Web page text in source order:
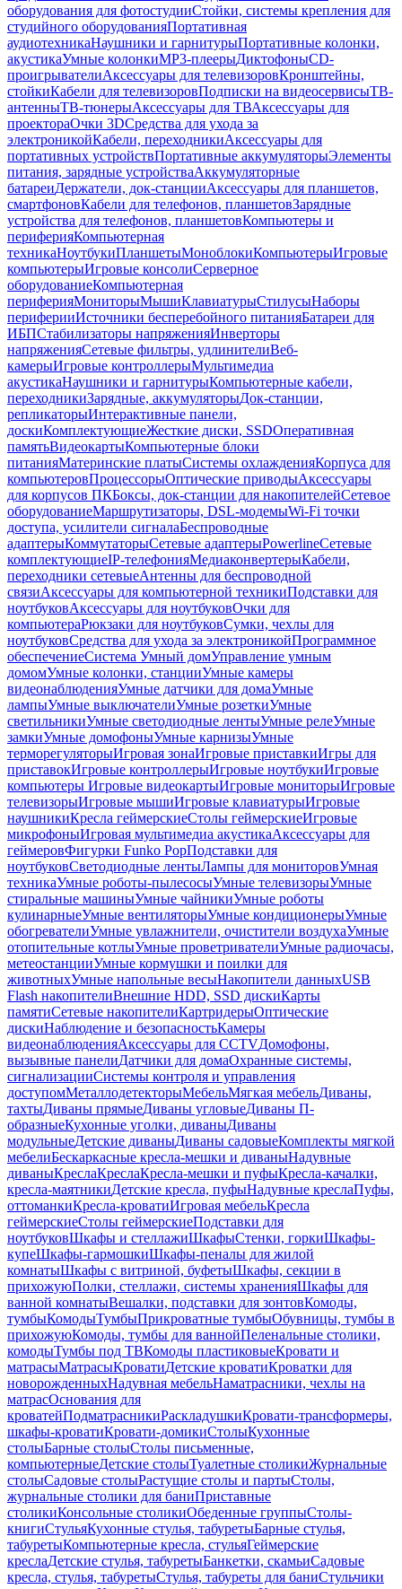
оборудования для фотостудииСтойки, системы крепления для
студийного оборудованияПортативная
аудиотехникаНаушники и гарнитурыПортативные колонки,
акустикаУмные колонкиMP3-плеерыДиктофоныCD-
проигрывателиАксессуары для телевизоровКронштейны,
стойкиКабели для телевизоровПодписки на видеосервисыТВ-
антенныТВ-тюнерыАксессуары для ТВАксессуары для
проектораОчки 3DСредства для ухода за
электроникойКабели, переходникиАксессуары для
портативных устройствПортативные аккумуляторыЭлементы
питания, зарядные устройстваАккумуляторные
батареиДержатели, док-станцииАксессуары для планшетов,
смартфоновКабели для телефонов, планшетовЗарядные
устройства для телефонов, планшетовКомпьютеры и
периферияКомпьютерная
техникаНоутбукиПланшетыМоноблокиКомпьютерыИгровые
компьютерыИгровые консолиСерверное
оборудованиеКомпьютерная
периферияМониторыМышиКлавиатурыСтилусыНаборы
периферииИсточники бесперебойного питанияБатареи для
ИБПСтабилизаторы напряженияИнверторы
напряженияСетевые фильтры, удлинителиВеб-
камерыИгровые контроллерыМультимедиа
акустикаНаушники и гарнитурыКомпьютерные кабели,
переходникиЗарядные, аккумуляторыДок-станции,
репликаторыИнтерактивные панели,
доскиКомплектующиеЖесткие диски, SSDОперативная
памятьВидеокартыКомпьютерные блоки
питанияМатеринские платыСистемы охлажденияКорпуса для
компьютеровПроцессорыОптические приводыАксессуары
для корпусов ПКБоксы, док-станции для накопителейСетевое
оборудованиеМаршрутизаторы, DSL-модемыWi-Fi точки
доступа, усилители сигналаБеспроводные
адаптерыКоммутаторыСетевые адаптерыPowerlineСетевые
комплектующиеIP-телефонияМедиаконвертерыКабели,
переходники сетевыеАнтенны для беспроводной
связиАксессуары для компьютерной техникиПодставки для
ноутбуковАксессуары для ноутбуковОчки для
компьютераРюкзаки для ноутбуковСумки, чехлы для
ноутбуковСредства для ухода за электроникойПрограммное
обеспечениеСистема Умный домУправление умным
домомУмные колонки, станцииУмные камеры
видеонаблюденияУмные датчики для домаУмные
лампыУмные выключателиУмные розеткиУмные
светильникиУмные светодиодные лентыУмные релеУмные
замкиУмные домофоныУмные карнизыУмные
терморегуляторыИгровая зонаИгровые приставкиИгры для
приставокИгровые контроллерыИгровые ноутбукиИгровые
компьютеры Игровые видеокартыИгровые мониторыИгровые
телевизорыИгровые мышиИгровые клавиатурыИгровые
наушникиКресла геймерскиеСтолы геймерскиеИгровые
микрофоныИгровая мультимедиа акустикаАксессуары для
геймеровФигурки Funko PopПодставки для
ноутбуковСветодиодные лентыЛампы для мониторовУмная
техникаУмные роботы-пылесосыУмные телевизорыУмные
стиральные машиныУмные чайникиУмные роботы
кулинарныеУмные вентиляторыУмные кондиционерыУмные
обогревателиУмные увлажнители, очистители воздухаУмные
отопительные котлыУмные проветривателиУмные радиочасы,
метеостанцииУмные кормушки и поилки для
животныхУмные напольные весыНакопители данныхUSB
Flash накопителиВнешние HDD, SSD дискиКарты
памятиСетевые накопителиКартридерыОптические
дискиНаблюдение и безопасностьКамеры
видеонаблюденияАксессуары для CCTVДомофоны,
вызывные панелиДатчики для домаОхранные системы,
сигнализацииСистемы контроля и управления
доступомМеталлодетекторыМебельМягкая мебельДиваны,
тахтыДиваны прямыеДиваны угловыеДиваны П-
образныеКухонные уголки, диваныДиваны
модульныеДетские диваныДиваны садовыеКомплекты мягкой
мебелиБескаркасные кресла-мешки и диваныНадувные
диваныКреслаКреслаКресла-мешки и пуфыКресла-качалки,
кресла-маятникиДетские кресла, пуфыНадувные креслаПуфы,
оттоманкиКресла-кроватиИгровая мебельКресла
геймерскиеСтолы геймерскиеПодставки для
ноутбуковШкафы и стеллажиШкафыСтенки, горкиШкафы-
купеШкафы-гармошкиШкафы-пеналы для жилой
комнатыШкафы с витриной, буфетыШкафы, секции в
прихожуюПолки, стеллажи, системы храненияШкафы для
ванной комнатыВешалки, подставки для зонтовКомоды,
тумбыКомодыТумбыПрикроватные тумбыОбувницы, тумбы в
прихожуюКомоды, тумбы для ваннойПеленальные столики,
комодыТумбы под ТВКомоды пластиковыеКровати и
матрасыМатрасыКроватиДетские кроватиКроватки для
новорожденныхНадувная мебельНаматрасники, чехлы на
матрасОснования для
кроватейПодматрасникиРаскладушкиКровати-трансформеры,
шкафы-кроватиКровати-домикиСтолыКухонные
столыБарные столыСтолы письменные,
компьютерныеДетские столыТуалетные столикиЖурнальные
столыСадовые столыРастущие столы и партыСтолы,
журнальные столики для баниПриставные
столикиКонсольные столикиОбеденные группыСтолы-
книгиСтульяКухонные стулья, табуретыБарные стулья,
табуретыКомпьютерные кресла, стульяГеймерские
креслаДетские стулья, табуретыБанкетки, скамьиСадовые
кресла, стулья, табуретыСтулья, табуреты для баниСтульчики